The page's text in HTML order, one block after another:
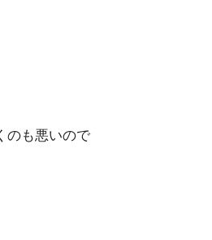
のも悪いので